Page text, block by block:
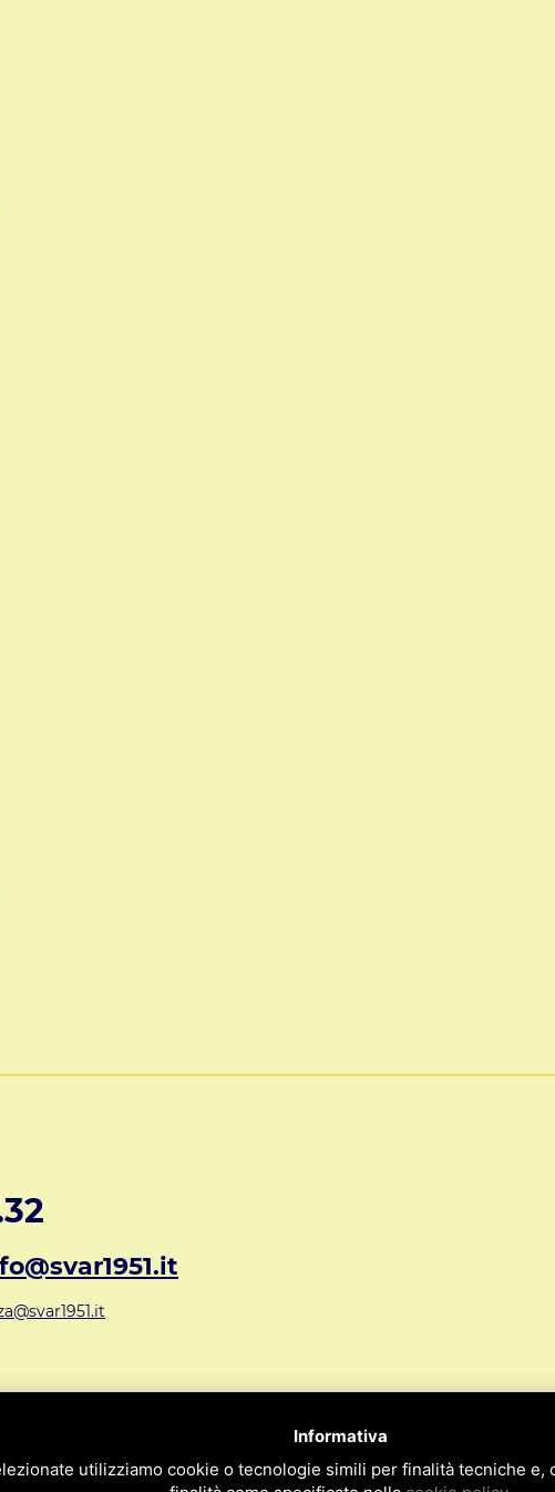
- 30172 Mestre VE ITALY
Informativa
utilizziamo cookie o tecnologie simili per finalità tecniche e,